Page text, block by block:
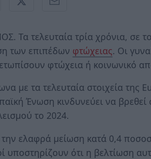
Τα τελευταία τρία χρόνια, σε
των επιπέδων φτώχειας. Οι
φτώχεια ή κοινωνικό
με τα τελευταία στοιχεία της
Ένωση κινδυνεύει να
το 2024.
ελαφρά μείωση κατά 0,4
υποστηρίζουν ότι η βελτίωση